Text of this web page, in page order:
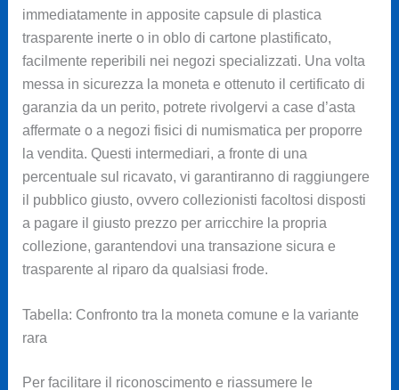
immediatamente in apposite capsule di plastica
trasparente inerte o in oblo di cartone plastificato,
facilmente reperibili nei negozi specializzati. Una volta
messa in sicurezza la moneta e ottenuto il certificato di
garanzia da un perito, potrete rivolgervi a case d’asta
affermate o a negozi fisici di numismatica per proporre
la vendita. Questi intermediari, a fronte di una
percentuale sul ricavato, vi garantiranno di raggiungere
il pubblico giusto, ovvero collezionisti facoltosi disposti
a pagare il giusto prezzo per arricchire la propria
collezione, garantendovi una transazione sicura e
trasparente al riparo da qualsiasi frode.
Tabella: Confronto tra la moneta comune e la variante
rara
Per facilitare il riconoscimento e riassumere le